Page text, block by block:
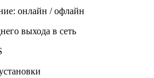
онлайн / офлайн
выхода в сеть